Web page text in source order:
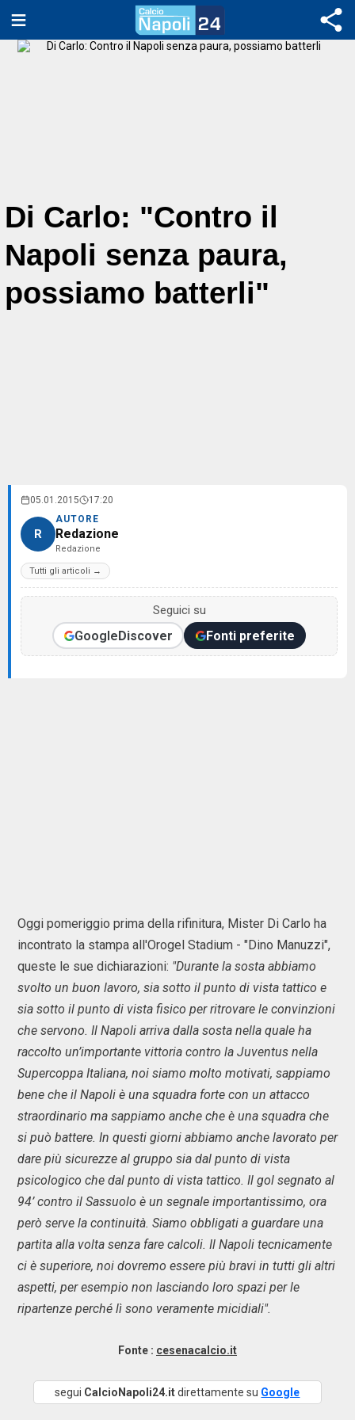
Di Carlo: "Contro il
Napoli senza paura,
possiamo batterli"
05.01.2015 17:20
R
AUTORE
Redazione
Redazione
Tutti gli articoli →
Seguici su
GoogleDiscover Fonti preferite
Oggi pomeriggio prima della rifinitura, Mister Di Carlo ha
incontrato la stampa all'Orogel Stadium - "Dino Manuzzi",
queste le sue dichiarazioni: "Durante la sosta abbiamo
svolto un buon lavoro, sia sotto il punto di vista tattico e
sia sotto il punto di vista fisico per ritrovare le convinzioni
che servono. Il Napoli arriva dalla sosta nella quale ha
raccolto un’importante vittoria contro la Juventus nella
Supercoppa Italiana, noi siamo molto motivati, sappiamo
bene che il Napoli è una squadra forte con un attacco
straordinario ma sappiamo anche che è una squadra che
si può battere. In questi giorni abbiamo anche lavorato per
dare più sicurezze al gruppo sia dal punto di vista
psicologico che dal punto di vista tattico. Il gol segnato al
94’ contro il Sassuolo è un segnale importantissimo, ora
però serve la continuità. Siamo obbligati a guardare una
partita alla volta senza fare calcoli. Il Napoli tecnicamente
ci è superiore, noi dovremo essere più bravi in tutti gli altri
aspetti, per esempio non lasciando loro spazi per le
ripartenze perché lì sono veramente micidiali".
Fonte : cesenacalcio.it
segui CalcioNapoli24.itdirettamente su Google